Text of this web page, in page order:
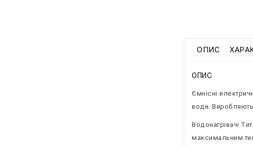
ОПИС
ОПИС
Ємнісні
води.
Водонагрівачі
максимальним